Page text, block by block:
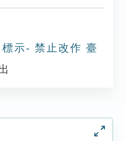
示- 禁止改作 臺